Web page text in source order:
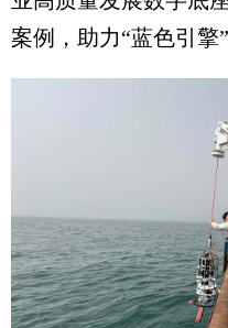
案例，助力“蓝色引擎